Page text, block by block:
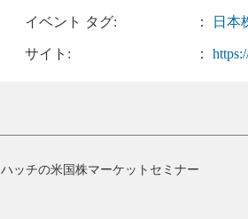
イベント タグ: ： 日本
サイト: ：
ハッチの米国株マーケットセミナー